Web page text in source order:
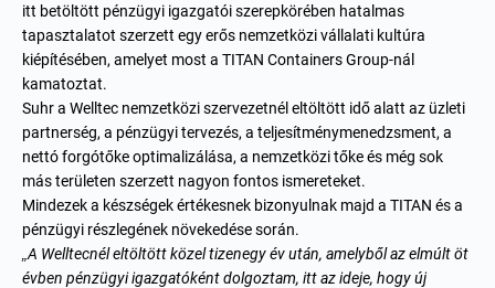
itt betöltött pénzügyi igazgatói szerepkörében hatalmas
tapasztalatot szerzett egy erős nemzetközi vállalati kultúra
kiépítésében, amelyet most a TITAN Containers Group-nál
kamatoztat.
Suhr a Welltec nemzetközi szervezetnél eltöltött idő alatt az üzleti
partnerség, a pénzügyi tervezés, a teljesítménymenedzsment, a
nettó forgótőke optimalizálása, a nemzetközi tőke és még sok
más területen szerzett nagyon fontos ismereteket.
Mindezek a készségek értékesnek bizonyulnak majd a TITAN és a
pénzügyi részlegének növekedése során.
„A Welltecnél eltöltött közel tizenegy év után, amelyből az elmúlt öt
évben pénzügyi igazgatóként dolgoztam, itt az ideje, hogy új